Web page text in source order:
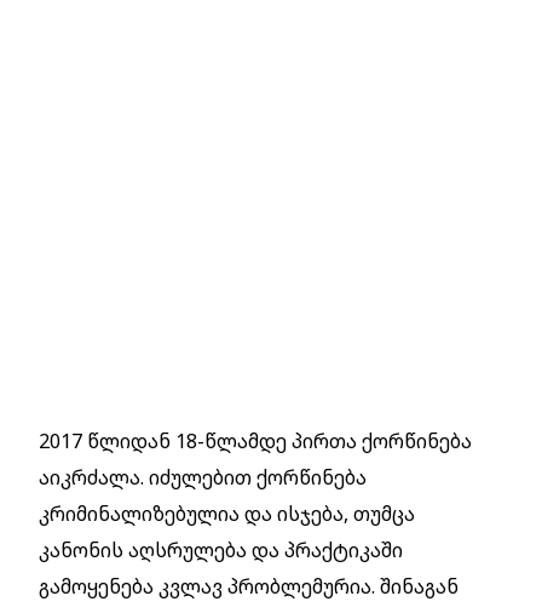
2017 წლიდან 18-წლამდე პირთა ქორწინება
აიკრძალა. იძულებით ქორწინება
კრიმინალიზებულია და ისჯება, თუმცა
კანონის აღსრულება და პრაქტიკაში
გამოყენება კვლავ პრობლემურია. შინაგან